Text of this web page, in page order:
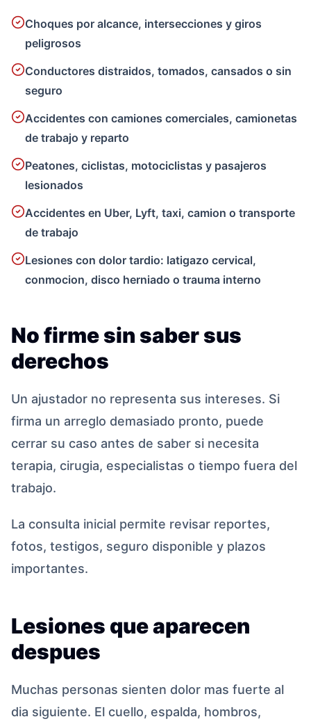
Choques por alcance, intersecciones y giros
peligrosos
Conductores distraidos, tomados, cansados o sin
seguro
Accidentes con camiones comerciales, camionetas
de trabajo y reparto
Peatones, ciclistas, motociclistas y pasajeros
lesionados
Accidentes en Uber, Lyft, taxi, camion o transporte
de trabajo
Lesiones con dolor tardio: latigazo cervical,
conmocion, disco herniado o trauma interno
No firme sin saber sus
derechos
Un ajustador no representa sus intereses. Si
firma un arreglo demasiado pronto, puede
cerrar su caso antes de saber si necesita
terapia, cirugia, especialistas o tiempo fuera del
trabajo.
La consulta inicial permite revisar reportes,
fotos, testigos, seguro disponible y plazos
importantes.
Lesiones que aparecen
despues
Muchas personas sienten dolor mas fuerte al
dia siguiente. El cuello, espalda, hombros,